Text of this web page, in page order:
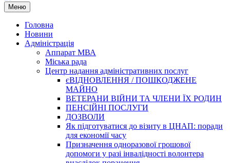
Меню Skip
to
content
Головна
Новини
Адміністрація
Аппарат МВА
Міська рада
Центр надання адміністративних послуг
єВІДНОВЛЕННЯ / ПОШКОДЖЕНЕ
МАЙНО
ВЕТЕРАНИ ВІЙНИ ТА ЧЛЕНИ ЇХ РОДИН
ПЕНСІЙНІ ПОСЛУГИ
ДОЗВОЛИ
Як підготуватися до візиту в ЦНАП: поради
для економії часу
Призначення одноразової грошової
допомоги у разі інвалідності волонтера